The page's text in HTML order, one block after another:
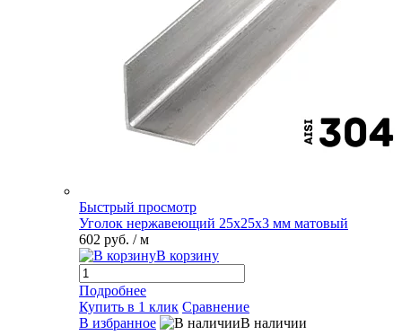
Быстрый просмотр
Уголок нержавеющий 25х25х3 мм матовый
602 руб. / м
В корзину
Подробнее
Купить в 1 клик Сравнение
В избранное
В наличии